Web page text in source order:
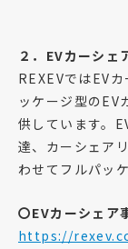
２．EVカーシェ
REXEVではEV
ッケージ型のEV
供しています。
達、カーシェア
わせてフルパッ
〇EVカーシェア
https://